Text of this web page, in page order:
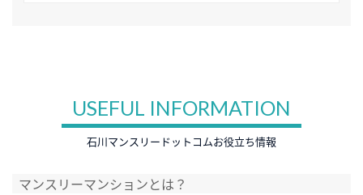
USEFUL INFORMATION
石川マンスリードットコムお役立ち情報
マンスリーマンションとは？